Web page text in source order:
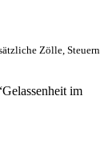
Zölle, Steuern
im